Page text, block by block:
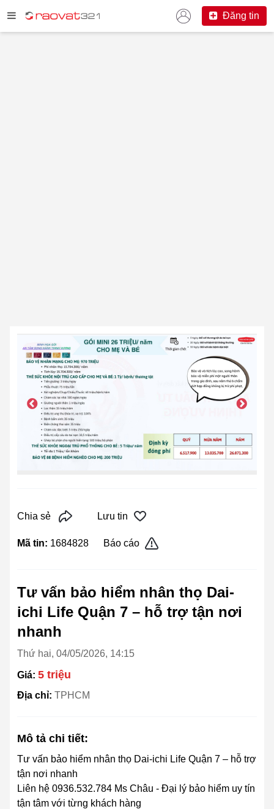
Đăng tin
Chia sẻ Lưu tin
Mã tin: 1684828 Báo cáo
Tư vấn bảo hiểm nhân thọ Dai-
ichi Life Quận 7 – hỗ trợ tận nơi
nhanh
Thứ hai, 04/05/2026, 14:15
Giá: 5 triệu
Địa chỉ: TPHCM
Mô tả chi tiết:
Tư vấn bảo hiểm nhân thọ Dai-ichi Life Quận 7 – hỗ trợ
tận nơi nhanh
Liên hệ 0936.532.784 Ms Châu - Đại lý bảo hiểm uy tín
tận tâm với từng khách hàng